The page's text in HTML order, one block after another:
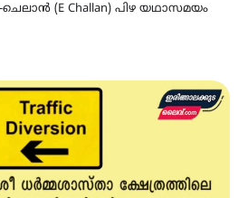
(E Challan) പിഴ യഥാസമയം